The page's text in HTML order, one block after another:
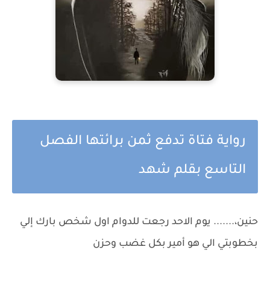
رواية فتاة تدفع ثمن برائتها الفصل
التاسع بقلم شهد
حنين،....... يوم الاحد رجعت للدوام اول شخص بارك إلي
بخطوبتي الي هو أمير بكل غضب وحزن